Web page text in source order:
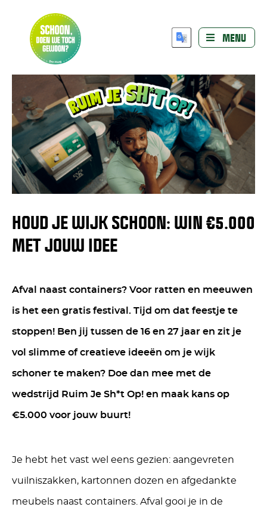
MENU
HOUD JE WIJK SCHOON: WIN €5.000
MET JOUW IDEE
Afval naast containers? Voor ratten en meeuwen
is het een gratis festival. Tijd om dat feestje te
stoppen! Ben jij tussen de 16 en 27 jaar en zit je
vol slimme of creatieve ideeën om je wijk
schoner te maken? Doe dan mee met de
wedstrijd Ruim Je Sh*t Op! en maak kans op
€5.000 voor jouw buurt!
Je hebt het vast wel eens gezien: aangevreten
vuilniszakken, kartonnen dozen en afgedankte
meubels naast containers. Afval gooi je in de